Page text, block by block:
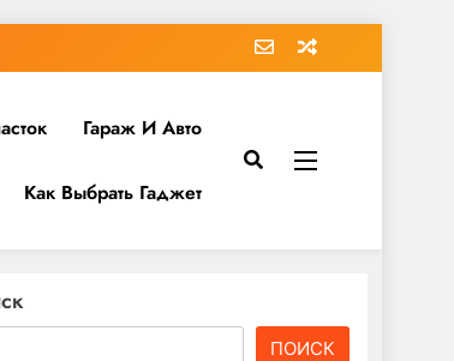
Гараж И Авто
Как Выбрать Гаджет
ПОИСК